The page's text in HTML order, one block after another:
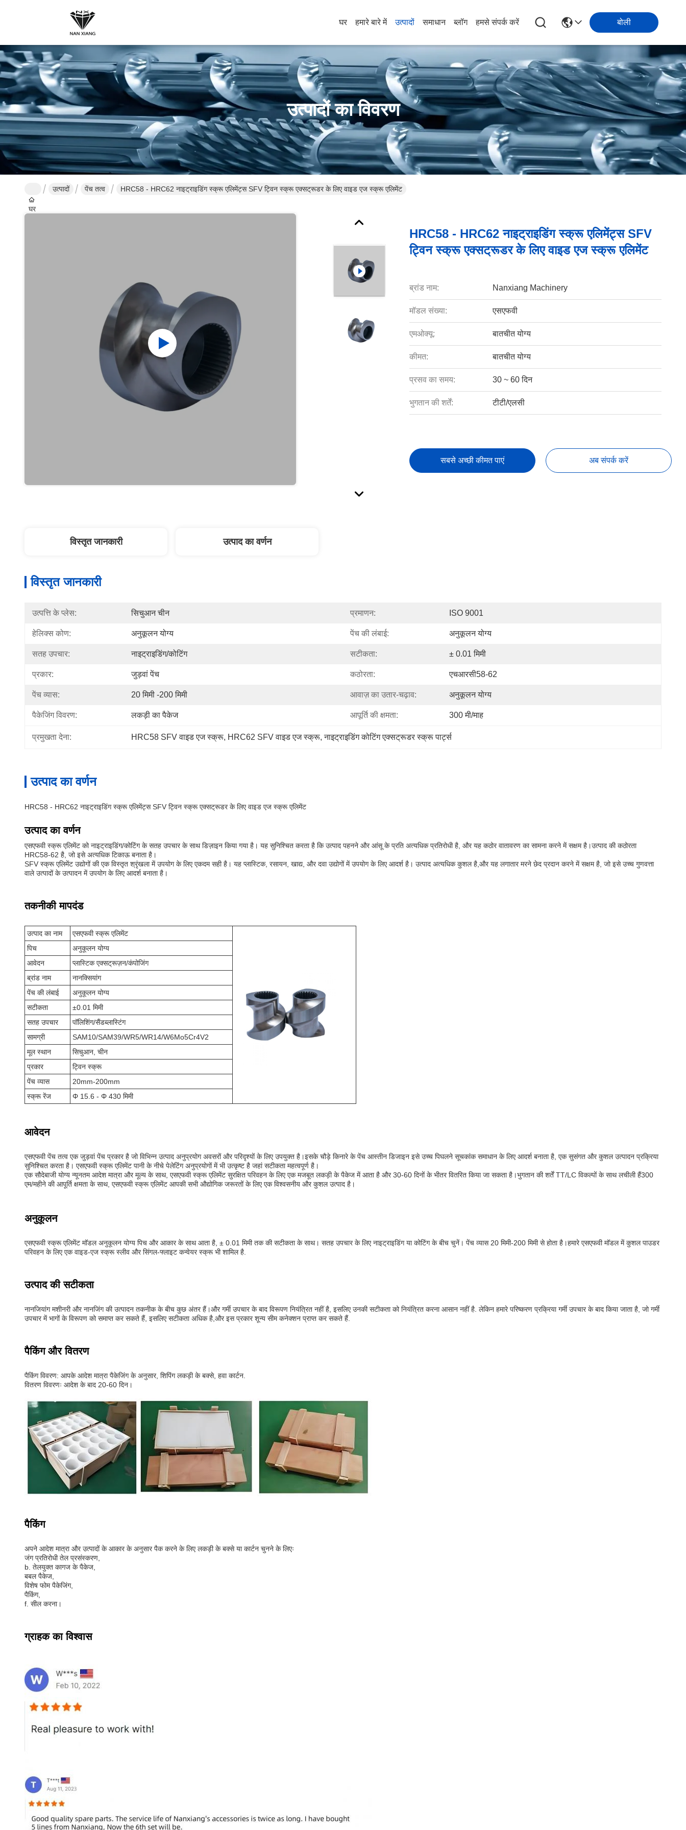
घर हमारे बारे में उत्पादों समाधान ब्लॉग हमसे संपर्क करें बोली
उत्पादों का विवरण
घर
उत्पादों पेंच तत्व HRC58 - HRC62 नाइट्राइडिंग स्क्रू एलिमेंट्स SFV ट्विन स्क्रू एक्सट्रूडर के लिए वाइड एज स्क्रू एलिमेंट
HRC58 - HRC62 नाइट्राइडिंग स्क्रू एलिमेंट्स SFV
ट्विन स्क्रू एक्सट्रूडर के लिए वाइड एज स्क्रू एलिमेंट
ब्रांड नाम: Nanxiang Machinery
मॉडल संख्या: एसएफवी
एमओक्यू: बातचीत योग्य
कीमत: बातचीत योग्य
प्रसव का समय: 30 ~ 60 दिन
भुगतान की शर्तें: टीटी/एलसी
सबसे अच्छी कीमत पाएं अब संपर्क करें
विस्तृत जानकारी उत्पाद का वर्णन
विस्तृत जानकारी
उत्पत्ति के प्लेस: सिचुआन चीन प्रमाणन: ISO 9001
हेलिक्स कोण: अनुकूलन योग्य पेंच की लंबाई: अनुकूलन योग्य
सतह उपचार: नाइट्राइडिंग/कोटिंग सटीकता: ± 0.01 मिमी
प्रकार: जुड़वां पेंच कठोरता: एचआरसी58-62
पेंच व्यास: 20 मिमी -200 मिमी आवाज़ का उतार-चढ़ाव: अनुकूलन योग्य
पैकेजिंग विवरण: लकड़ी का पैकेज आपूर्ति की क्षमता: 300 मी/माह
प्रमुखता देना: HRC58 SFV वाइड एज स्क्रू, HRC62 SFV वाइड एज स्क्रू, नाइट्राइडिंग कोटिंग एक्सट्रूडर स्क्रू पार्ट्स
उत्पाद का वर्णन
HRC58 - HRC62 नाइट्राइडिंग स्क्रू एलिमेंट्स SFV ट्विन स्क्रू एक्सट्रूडर के लिए वाइड एज स्क्रू एलिमेंट
उत्पाद का वर्णन
एसएफवी स्क्रू एलिमेंट को नाइट्राइडिंग/कोटिंग के सतह उपचार के साथ डिज़ाइन किया गया है। यह सुनिश्चित करता है कि उत्पाद पहनने और आंसू के प्रति अत्यधिक प्रतिरोधी है, और यह कठोर वातावरण का सामना करने में सक्षम है।उत्पाद की कठोरता
HRC58-62 है, जो इसे अत्यधिक टिकाऊ बनाता है।
SFV स्क्रू एलिमेंट उद्योगों की एक विस्तृत श्रृंखला में उपयोग के लिए एकदम सही है। यह प्लास्टिक, रसायन, खाद्य, और दवा उद्योगों में उपयोग के लिए आदर्श है। उत्पाद अत्यधिक कुशल है,और यह लगातार मरने छेद प्रदान करने में सक्षम है, जो इसे उच्च गुणवत्ता
वाले उत्पादों के उत्पादन में उपयोग के लिए आदर्श बनाता है।
तकनीकी मापदंड
उत्पाद का नाम
एसएफवी स्क्रू एलिमेंट
पिच
अनुकूलन योग्य
आवेदन
प्लास्टिक एक्सट्रूज़न/कंपोजिंग
ब्रांड नाम
नानक्सियांग
पेंच की लंबाई
अनुकूलन योग्य
सटीकता
±0.01 मिमी
सतह उपचार
पॉलिशिंग/सैंडब्लास्टिंग
सामग्री
SAM10/SAM39/WR5/WR14/W6Mo5Cr4V2
मूल स्थान
सिचुआन, चीन
प्रकार
ट्विन स्क्रू
पेंच व्यास
20mm-200mm
स्क्रू रेंज
Φ 15.6 - Φ 430 मिमी
आवेदन
एसएफवी पेंच तत्व एक जुड़वां पेंच प्रकार है जो विभिन्न उत्पाद अनुप्रयोग अवसरों और परिदृश्यों के लिए उपयुक्त है।इसके चौड़े किनारे के पेंच आस्तीन डिजाइन इसे उच्च पिघलने सूचकांक समाधान के लिए आदर्श बनाता है, एक सुसंगत और कुशल उत्पादन प्रक्रिया
सुनिश्चित करता है। एसएफवी स्क्रू एलिमेंट पानी के नीचे पेलेटिंग अनुप्रयोगों में भी उत्कृष्ट है जहां सटीकता महत्वपूर्ण है।
एक सौदेबाजी योग्य न्यूनतम आदेश मात्रा और मूल्य के साथ, एसएफवी स्क्रू एलिमेंट सुरक्षित परिवहन के लिए एक मजबूत लकड़ी के पैकेज में आता है और 30-60 दिनों के भीतर वितरित किया जा सकता है।भुगतान की शर्तें TT/LC विकल्पों के साथ लचीली हैं300
एम/महीने की आपूर्ति क्षमता के साथ, एसएफवी स्क्रू एलिमेंट आपकी सभी औद्योगिक जरूरतों के लिए एक विश्वसनीय और कुशल उत्पाद है।
अनुकूलन
एसएफवी स्क्रू एलिमेंट मॉडल अनुकूलन योग्य पिच और आकार के साथ आता है, ± 0.01 मिमी तक की सटीकता के साथ। सतह उपचार के लिए नाइट्राइडिंग या कोटिंग के बीच चुनें। पेंच व्यास 20 मिमी-200 मिमी से होता है।हमारे एसएफवी मॉडल में कुशल पाउडर
परिवहन के लिए एक वाइड-एज स्क्रू स्लीव और सिंगल-फ्लाइट कन्वेयर स्क्रू भी शामिल है.
उत्पाद की सटीकता
नानजियांग मशीनरी और नानजिंग की उत्पादन तकनीक के बीच कुछ अंतर हैं।और गर्मी उपचार के बाद विरूपण नियंत्रित नहीं है, इसलिए उनकी सटीकता को नियंत्रित करना आसान नहीं है. लेकिन हमारे परिष्करण प्रक्रिया गर्मी उपचार के बाद किया जाता है, जो गर्मी
उपचार में भागों के विरूपण को समाप्त कर सकते हैं, इसलिए सटीकता अधिक है,और इस प्रकार शून्य सीम कनेक्शन प्राप्त कर सकते हैं.
पैकिंग और वितरण
पैकिंग विवरण: आपके आदेश मात्रा पैकेजिंग के अनुसार, शिपिंग लकड़ी के बक्से, हवा कार्टन.
वितरण विवरणः आदेश के बाद 20-60 दिन।
पैकिंग
अपने आदेश मात्रा और उत्पादों के आकार के अनुसार पैक करने के लिए लकड़ी के बक्से या कार्टन चुनने के लिएः
जंग प्रतिरोधी तेल प्रसंस्करण,
b. तेलयुक्त कागज के पैकेज,
बबल पैकेज,
विशेष फोम पैकेजिंग,
पैकिंग,
f. सील करना।
ग्राहक का विश्वास